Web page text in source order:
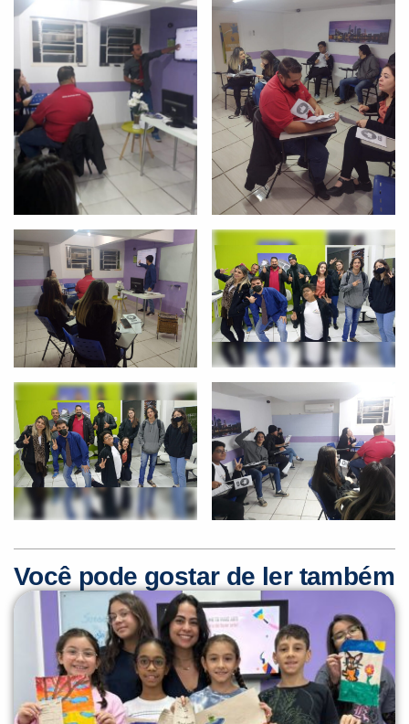
Você pode gostar de ler também
Preencha com seus dados abaixo e
já vamos te colocar em contato
com a
Você é aluno inFlux?
Sim Não
VOLTAR